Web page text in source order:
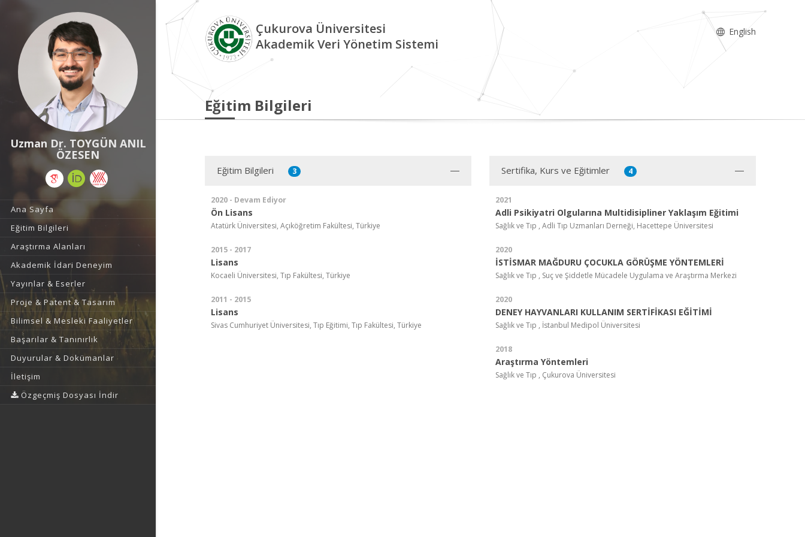
Uzman Dr. TOYGÜN ANIL
ÖZESEN
Ana Sayfa
Eğitim Bilgileri
Araştırma Alanları
Akademik İdari Deneyim
Yayınlar & Eserler
Proje & Patent & Tasarım
Bilimsel & Mesleki Faaliyetler
Başarılar & Tanınırlık
Duyurular & Dokümanlar
İletişim
Özgeçmiş Dosyası İndir
Çukurova Üniversitesi
Akademik Veri Yönetim Sistemi
English
Eğitim Bilgileri
Eğitim Bilgileri 3
2020 - Devam Ediyor
Ön Lisans
Atatürk Üniversitesi, Açıköğretim Fakültesi, Türkiye
2015 - 2017
Lisans
Kocaeli Üniversitesi, Tıp Fakültesi, Türkiye
2011 - 2015
Lisans
Sivas Cumhuriyet Üniversitesi, Tıp Eğitimi, Tıp Fakültesi, Türkiye
Sertifika, Kurs ve Eğitimler 4
2021
Adli Psikiyatri Olgularına Multidisipliner Yaklaşım Eğitimi
Sağlık ve Tıp , Adli Tıp Uzmanları Derneği, Hacettepe Üniversitesi
2020
İSTİSMAR MAĞDURU ÇOCUKLA GÖRÜŞME YÖNTEMLERİ
Sağlık ve Tıp , Suç ve Şiddetle Mücadele Uygulama ve Araştırma Merkezi
2020
DENEY HAYVANLARI KULLANIM SERTİFİKASI EĞİTİMİ
Sağlık ve Tıp , İstanbul Medipol Üniversitesi
2018
Araştırma Yöntemleri
Sağlık ve Tıp , Çukurova Üniversitesi